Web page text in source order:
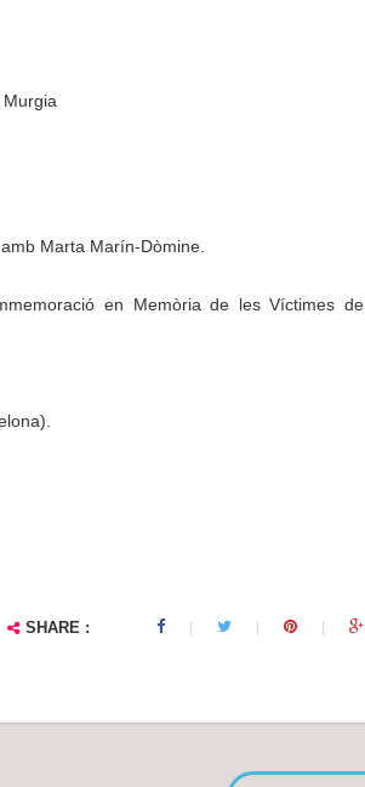
Marta Marín-Dòmine.
en Memòria de les Víctimes de
SHARE :